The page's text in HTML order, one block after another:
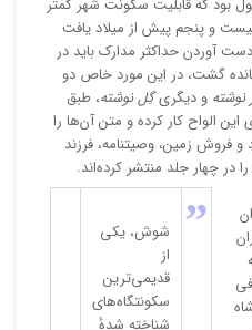
بود که قابلیت سکونت شهر کمتر
و پنجم پیش از میلاد یافت
آوردن حداکثر مدارک باید در
گشت، در این مورد خاص دو
نوشته و دیگریگِل نوشته، طبق
الواح کار کرده و متن آن‌ها را
فروش زمین، وصیتنامه، فرزند
در چهار جلد منتشر کرده‌اند.
”
شوش، یکی
از
قدیمی‌ترین
سکونتگاه‌های
شناخته شدهٔ